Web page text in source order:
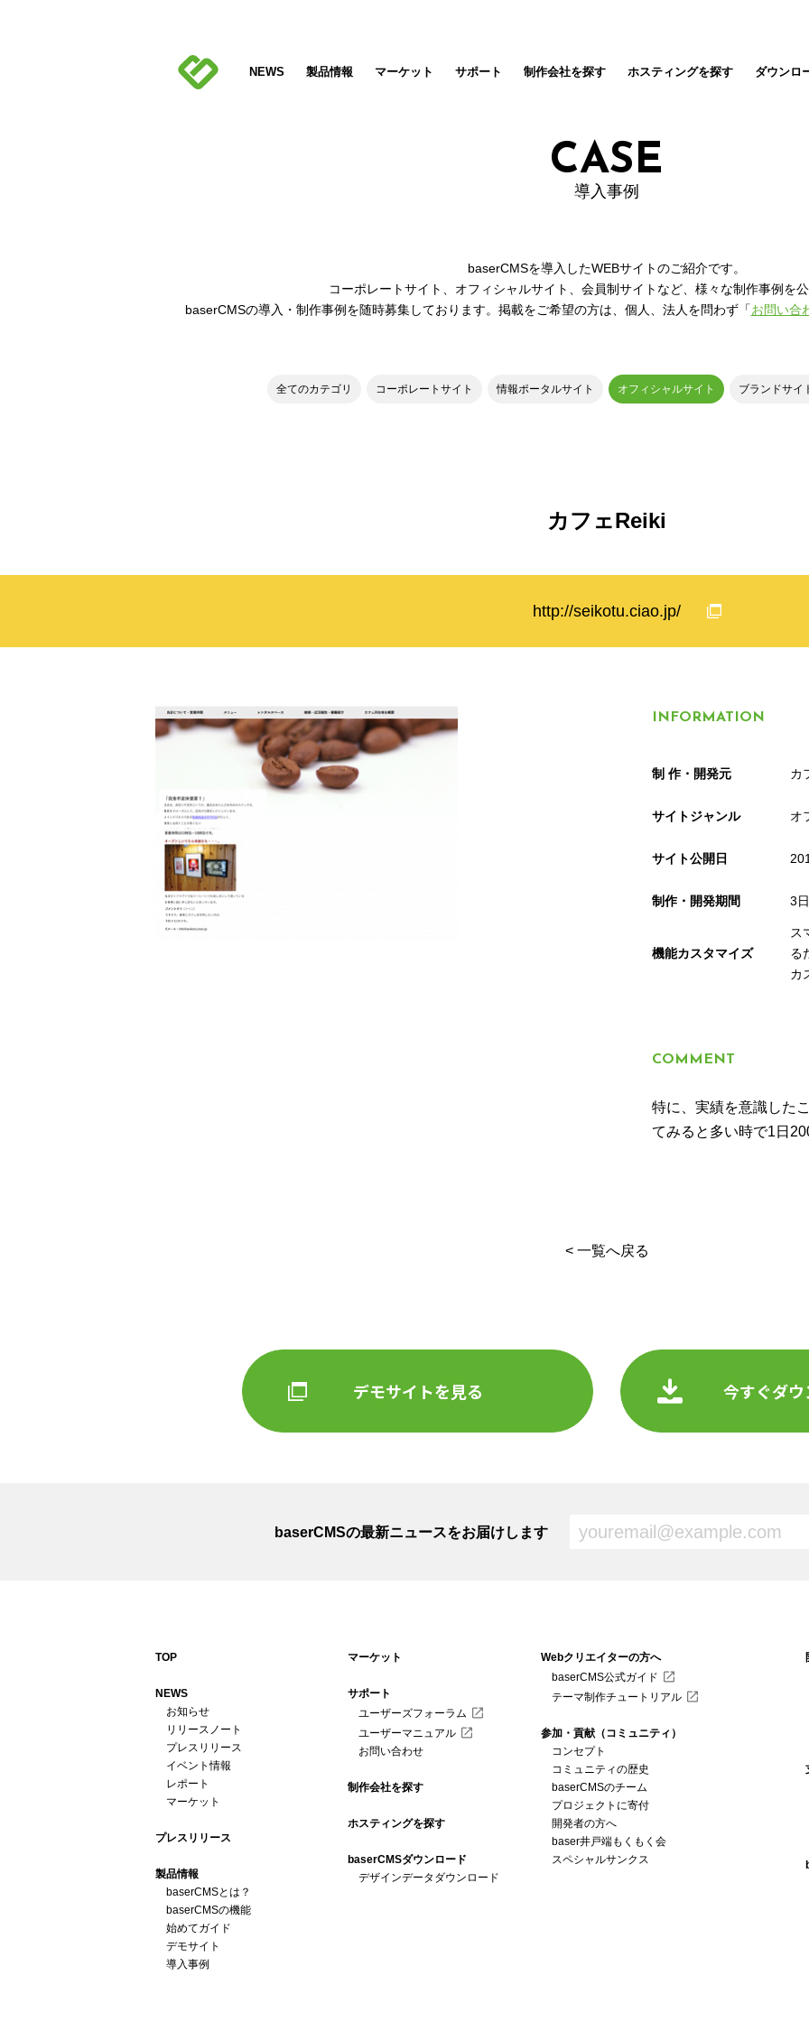
NEWS 製品情報 マーケット サポート 制作会社を探す ホスティングを探す ダウンロ
CASE
導入事例
baserCMSを導入したWEBサイトのご紹介です。
コーポレートサイト、オフィシャルサイト、 会員制サイトなど、様々な制作事例を
baserCMSの導入・制作事例を随時募集しております。 掲載をご希望の方は、個人、法人を問わず「お問い合
全てのカテゴリ コーポレートサイト 情報ポータルサイト オフィシャルサイト ブランドサイ
カフェReiki
http://seikotu.ciao.jp/
INFORMATION
制 作・開発元 カ
サイトジャンル オ
サイト公開日
制作・開発期間 3日
機能カスタマイズ
ス
る
カ
COMMENT
特に、実績を意識した
てみると多い時で1日
< 一覧へ戻る
デモサイトを見る 今すぐダ
baserCMSの最新ニュースをお届けします
TOP
NEWS
お知らせ
リリースノート
プレスリリース
イベント情報
レポート
マーケット
プレスリリース
製品情報
baserCMSとは？
baserCMSの機能
始めてガイド
デモサイト
導入事例
マーケット
サポート
ユーザーズフォーラム
ユーザーマニュアル
お問い合わせ
制作会社を探す
ホスティングを探す
baserCMSダウンロード
デザインデータダウンロード
Webクリエイターの方へ
baserCMS公式ガイド
テーマ制作チュートリアル
参加・貢献（コミュニティ）
コンセプト
コミュニティの歴史
baserCMSのチーム
プロジェクトに寄付
開発者の方へ
baser井戸端もくもく会
スペシャルサンクス